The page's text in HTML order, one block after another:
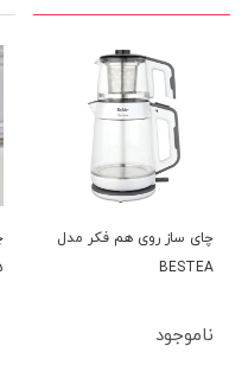
چای ساز روی هم فکر مدل
BESTEA
ناموجود